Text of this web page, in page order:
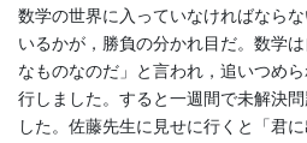
数学の世界に入っていなければなら
いるかが，勝負の分かれ目だ。数学
なものなのだ」と言われ，追いつめ
行しました。すると一週間で未解決
した。佐藤先生に見せに行くと「君